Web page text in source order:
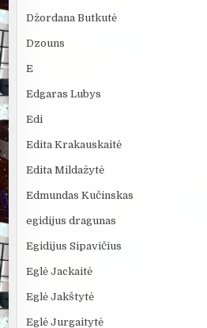
Džordana Butkutė
Dzouns
E
Edgaras Lubys
Edi
Edita Krakauskaitė
Edita Mildažytė
Edmundas Kučinskas
egidijus dragunas
Egidijus Sipavičius
Eglė Jackaitė
Eglė Jakštytė
Eglė Jurgaitytė